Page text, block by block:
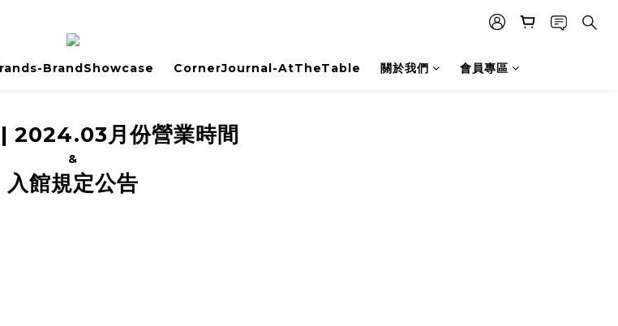
BrandShowcase CornerJournal-AtTheTable 關於我們 會員專區
| 2024.03月份營業時間
&
入館規定公告